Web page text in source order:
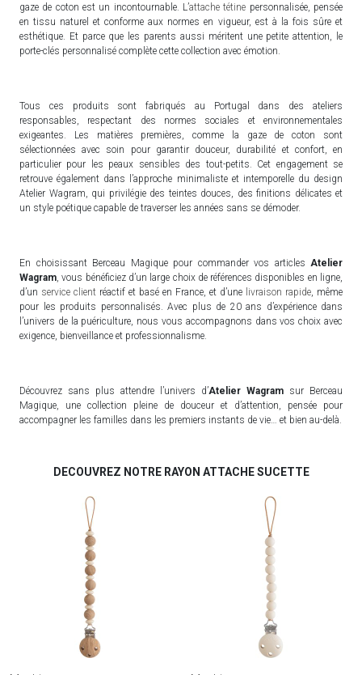
gaze de coton est un incontournable. L’attache tétine personnalisée, pensée
en tissu naturel et conforme aux normes en vigueur, est à la fois sûre et
esthétique. Et parce que les parents aussi méritent une petite attention, le
porte-clés personnalisé complète cette collection avec émotion.
Tous ces produits sont fabriqués au Portugal dans des ateliers
responsables, respectant des normes sociales et environnementales
exigeantes. Les matières premières, comme la gaze de coton sont
sélectionnées avec soin pour garantir douceur, durabilité et confort, en
particulier pour les peaux sensibles des tout-petits. Cet engagement se
retrouve également dans l’approche minimaliste et intemporelle du design
Atelier Wagram, qui privilégie des teintes douces, des finitions délicates et
un style poétique capable de traverser les années sans se démoder.
En choisissant Berceau Magique pour commander vos articles Atelier
Wagram, vous bénéficiez d’un large choix de références disponibles en ligne,
d’un service client réactif et basé en France, et d’une livraison rapide, même
pour les produits personnalisés. Avec plus de 20 ans d’expérience dans
l’univers de la puériculture, nous vous accompagnons dans vos choix avec
exigence, bienveillance et professionnalisme.
Découvrez sans plus attendre l’univers d’Atelier Wagram sur Berceau
Magique, une collection pleine de douceur et d’attention, pensée pour
accompagner les familles dans les premiers instants de vie… et bien au-delà.
DECOUVREZ NOTRE RAYON ATTACHE SUCETTE